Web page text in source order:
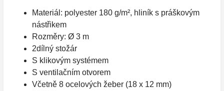
Materiál: polyester 180 g/m², hliník s práškovým
nástřikem
Rozměry: Ø 3 m
2dílný stožár
S klikovým systémem
S ventilačním otvorem
Včetně 8 ocelových žeber (18 x 12 mm)